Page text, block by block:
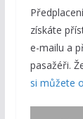
získáte
e-mailu a
pasažéři.
si můžete